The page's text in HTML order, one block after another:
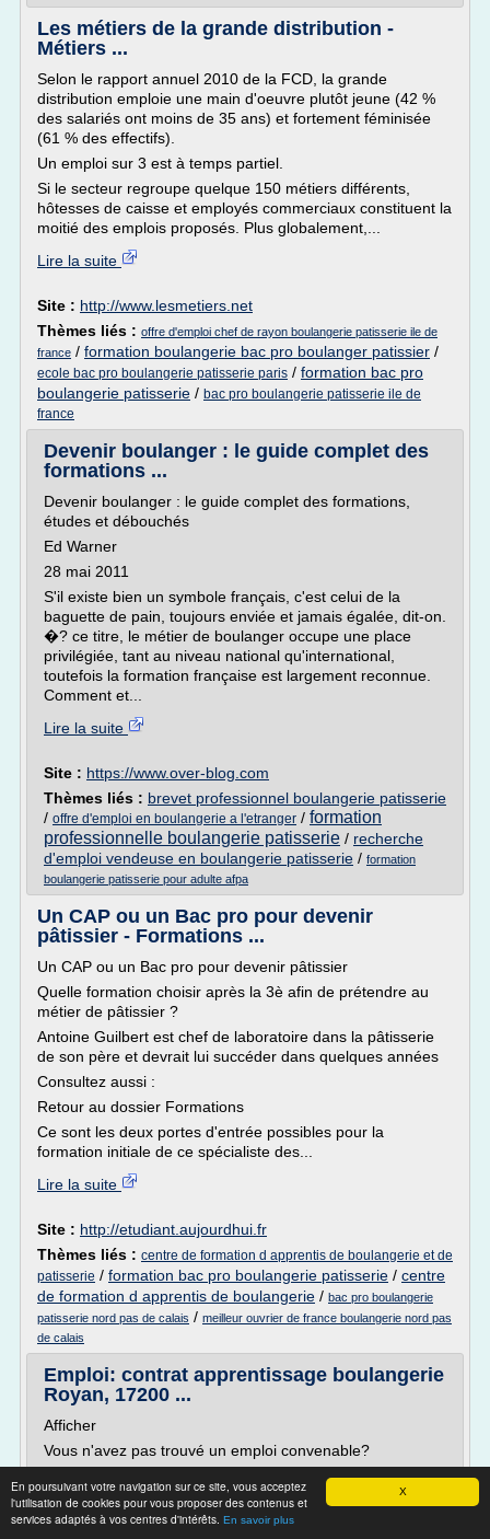
X
En poursuivant votre navigation sur ce site, vous acceptez
l'utilisation de cookies pour vous proposer des contenus et
services adaptés à vos centres d'intérêts. En savoir plus
Les métiers de la grande distribution -
Métiers ...
Selon le rapport annuel 2010 de la FCD, la grande
distribution emploie une main d'oeuvre plutôt jeune (42 %
des salariés ont moins de 35 ans) et fortement féminisée
(61 % des effectifs).
Un emploi sur 3 est à temps partiel.
Si le secteur regroupe quelque 150 métiers différents,
hôtesses de caisse et employés commerciaux constituent la
moitié des emplois proposés. Plus globalement,...
Lire la suite
Site : http://www.lesmetiers.net
Thèmes liés : offre d'emploi chef de rayon boulangerie patisserie ile de
france / formation boulangerie bac pro boulanger patissier /
ecole bac pro boulangerie patisserie paris / formation bac pro
boulangerie patisserie / bac pro boulangerie patisserie ile de
france
Devenir boulanger : le guide complet des
formations ...
Devenir boulanger : le guide complet des formations,
études et débouchés
Ed Warner
28 mai 2011
S'il existe bien un symbole français, c'est celui de la
baguette de pain, toujours enviée et jamais égalée, dit-on.
�? ce titre, le métier de boulanger occupe une place
privilégiée, tant au niveau national qu'international,
toutefois la formation française est largement reconnue.
Comment et...
Lire la suite
Site : https://www.over-blog.com
Thèmes liés : brevet professionnel boulangerie patisserie
/ offre d'emploi en boulangerie a l'etranger / formation
professionnelle boulangerie patisserie / recherche
d'emploi vendeuse en boulangerie patisserie / formation
boulangerie patisserie pour adulte afpa
Un CAP ou un Bac pro pour devenir
pâtissier - Formations ...
Un CAP ou un Bac pro pour devenir pâtissier
Quelle formation choisir après la 3è afin de prétendre au
métier de pâtissier ?
Antoine Guilbert est chef de laboratoire dans la pâtisserie
de son père et devrait lui succéder dans quelques années
Consultez aussi :
Retour au dossier Formations
Ce sont les deux portes d'entrée possibles pour la
formation initiale de ce spécialiste des...
Lire la suite
Site : http://etudiant.aujourdhui.fr
Thèmes liés : centre de formation d apprentis de boulangerie et de
patisserie / formation bac pro boulangerie patisserie / centre
de formation d apprentis de boulangerie / bac pro boulangerie
patisserie nord pas de calais / meilleur ouvrier de france boulangerie nord pas
de calais
Emploi: contrat apprentissage boulangerie
Royan, 17200 ...
Afficher
Vous n'avez pas trouvé un emploi convenable?
Activez les alertes emploi et vous recevez un message
dès que les nouvelles offres d'emploi apparaissent
Alertes emploi